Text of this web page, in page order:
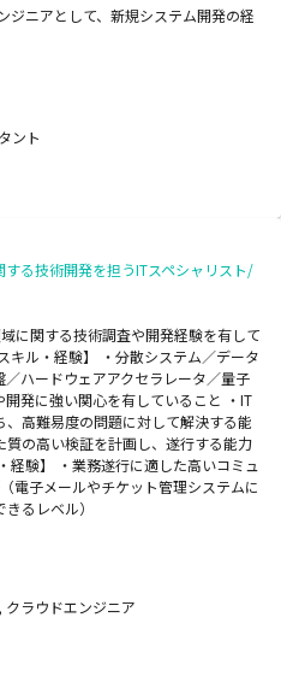
ジニアとして、新規システム開発の経
ント
する技術開発を担うITスペシャリスト/
に関する技術調査や開発経験を有して
キル・経験】 ・分散システム／データ
ハードウェアアクセラレータ／量子
発に強い関心を有していること ・IT
高難易度の問題に対して解決する能
の高い検証を計画し、遂行する能力
経験】 ・業務遂行に適した高いコミュ
電子メールやチケット管理システムに
るレベル）
ラウドエンジニア